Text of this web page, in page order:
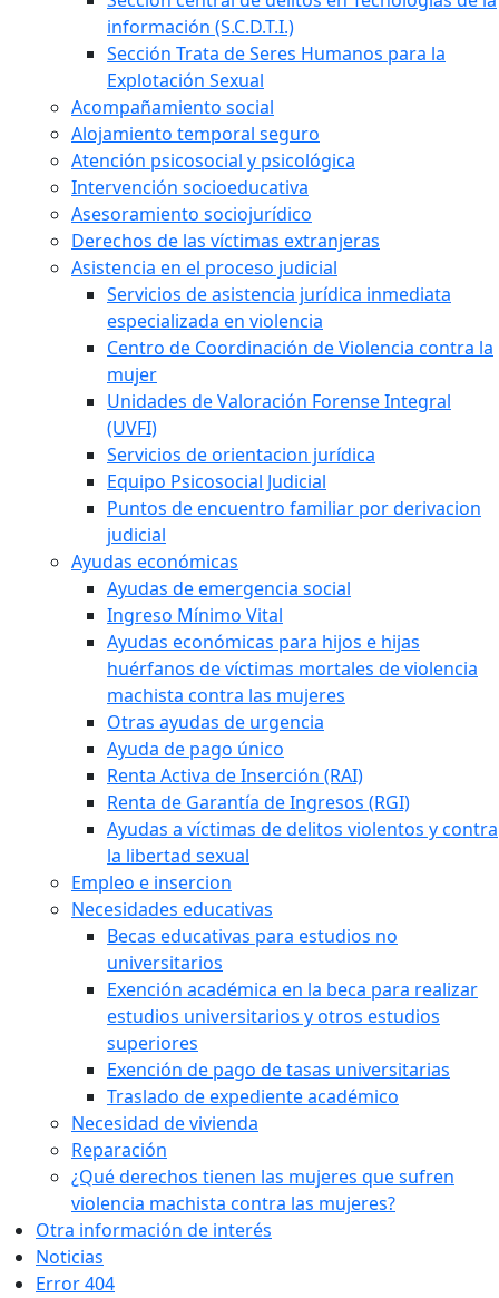
información (S.C.D.T.I.)
Sección Trata de Seres Humanos para la
Explotación Sexual
Acompañamiento social
Alojamiento temporal seguro
Atención psicosocial y psicológica
Intervención socioeducativa
Asesoramiento sociojurídico
Derechos de las víctimas extranjeras
Asistencia en el proceso judicial
Servicios de asistencia jurídica inmediata
especializada en violencia
Centro de Coordinación de Violencia contra la
mujer
Unidades de Valoración Forense Integral
(UVFI)
Servicios de orientacion jurídica
Equipo Psicosocial Judicial
Puntos de encuentro familiar por derivacion
judicial
Ayudas económicas
Ayudas de emergencia social
Ingreso Mínimo Vital
Ayudas económicas para hijos e hijas
huérfanos de víctimas mortales de violencia
machista contra las mujeres
Otras ayudas de urgencia
Ayuda de pago único
Renta Activa de Inserción (RAI)
Renta de Garantía de Ingresos (RGI)
Ayudas a víctimas de delitos violentos y contra
la libertad sexual
Empleo e insercion
Necesidades educativas
Becas educativas para estudios no
universitarios
Exención académica en la beca para realizar
estudios universitarios y otros estudios
superiores
Exención de pago de tasas universitarias
Traslado de expediente académico
Necesidad de vivienda
Reparación
¿Qué derechos tienen las mujeres que sufren
violencia machista contra las mujeres?
Otra información de interés
Noticias
Error 404